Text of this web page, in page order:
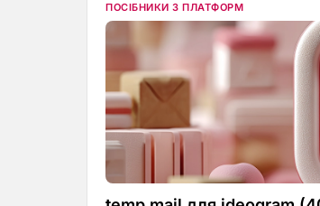
ПОСІБНИКИ З ПЛАТФОРМ